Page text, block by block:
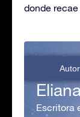
donde
Autor
Escritora